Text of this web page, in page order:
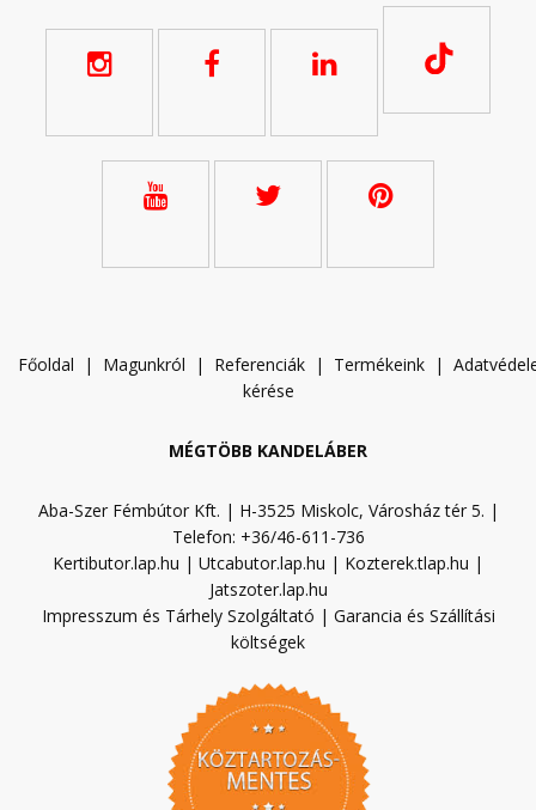
Főoldal | Magunkról | Referenciák | Termékeink | A
kérése
MÉGTÖBB KANDELÁBER
Aba-Szer Fémbútor Kft. | H-3525 Miskolc, Városház tér 5. |
Telefon: +36/46-611-736
Kertibutor.lap.hu | Utcabutor.lap.hu | Kozterek.tlap.hu |
Jatszoter.lap.hu
Impresszum és Tárhely Szolgáltató | Garancia és Szállítási
költségek